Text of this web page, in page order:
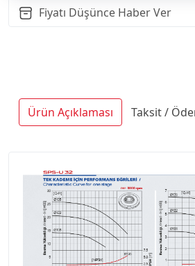
Fiyatı Düşünce Haber Ver
Ürün Açıklaması Taksit /